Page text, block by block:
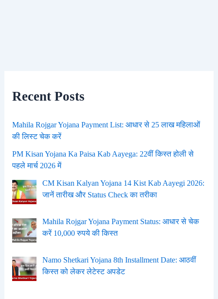
Recent Posts
Mahila Rojgar Yojana Payment List: आधार से 25 लाख महिलाओं
की लिस्ट चेक करें
PM Kisan Yojana Ka Paisa Kab Aayega: 22वीं किस्त होली से
पहले मार्च 2026 में
CM Kisan Kalyan Yojana 14 Kist Kab Aayegi 2026:
जानें तारीख और Status Check का तरीका
Mahila Rojgar Yojana Payment Status: आधार से चेक
करें 10,000 रुपये की किस्त
Namo Shetkari Yojana 8th Installment Date: आठवीं
किस्त को लेकर लेटेस्ट अपडेट